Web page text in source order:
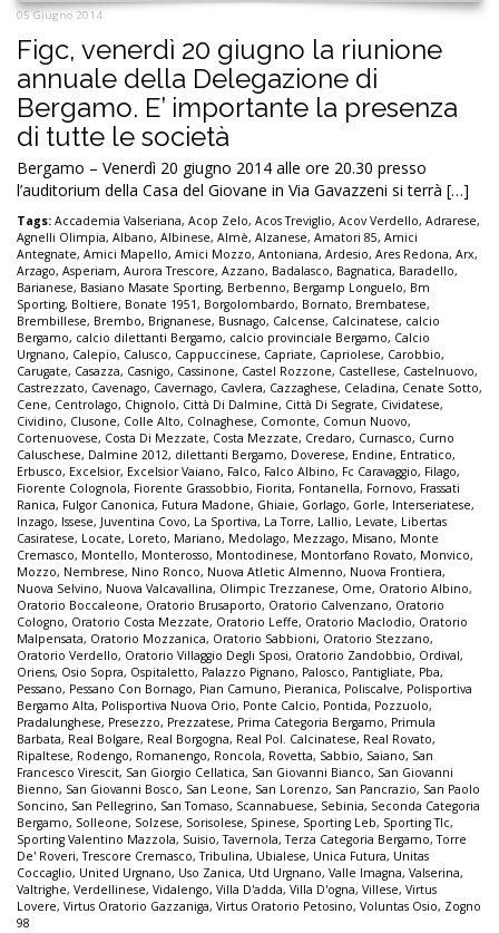
05 Giugno 2014
Figc, venerdì 20 giugno la riunione
annuale della Delegazione di
Bergamo. E’ importante la presenza
di tutte le società
Bergamo – Venerdì 20 giugno 2014 alle ore 20.30 presso
l’auditorium della Casa del Giovane in Via Gavazzeni si terrà […]
Tags: Accademia Valseriana, Acop Zelo, Acos Treviglio, Acov Verdello, Adrarese,
Agnelli Olimpia, Albano, Albinese, Almè, Alzanese, Amatori 85, Amici
Antegnate, Amici Mapello, Amici Mozzo, Antoniana, Ardesio, Ares Redona, Arx,
Arzago, Asperiam, Aurora Trescore, Azzano, Badalasco, Bagnatica, Baradello,
Barianese, Basiano Masate Sporting, Berbenno, Bergamp Longuelo, Bm
Sporting, Boltiere, Bonate 1951, Borgolombardo, Bornato, Brembatese,
Brembillese, Brembo, Brignanese, Busnago, Calcense, Calcinatese, calcio
Bergamo, calcio dilettanti Bergamo, calcio provinciale Bergamo, Calcio
Urgnano, Calepio, Calusco, Cappuccinese, Capriate, Capriolese, Carobbio,
Carugate, Casazza, Casnigo, Cassinone, Castel Rozzone, Castellese, Castelnuovo,
Castrezzato, Cavenago, Cavernago, Cavlera, Cazzaghese, Celadina, Cenate Sotto,
Cene, Centrolago, Chignolo, Città Di Dalmine, Città Di Segrate, Cividatese,
Cividino, Clusone, Colle Alto, Colnaghese, Comonte, Comun Nuovo,
Cortenuovese, Costa Di Mezzate, Costa Mezzate, Credaro, Curnasco, Curno
Caluschese, Dalmine 2012, dilettanti Bergamo, Doverese, Endine, Entratico,
Erbusco, Excelsior, Excelsior Vaiano, Falco, Falco Albino, Fc Caravaggio, Filago,
Fiorente Colognola, Fiorente Grassobbio, Fiorita, Fontanella, Fornovo, Frassati
Ranica, Fulgor Canonica, Futura Madone, Ghiaie, Gorlago, Gorle, Interseriatese,
Inzago, Issese, Juventina Covo, La Sportiva, La Torre, Lallio, Levate, Libertas
Casiratese, Locate, Loreto, Mariano, Medolago, Mezzago, Misano, Monte
Cremasco, Montello, Monterosso, Montodinese, Montorfano Rovato, Monvico,
Mozzo, Nembrese, Nino Ronco, Nuova Atletic Almenno, Nuova Frontiera,
Nuova Selvino, Nuova Valcavallina, Olimpic Trezzanese, Ome, Oratorio Albino,
Oratorio Boccaleone, Oratorio Brusaporto, Oratorio Calvenzano, Oratorio
Cologno, Oratorio Costa Mezzate, Oratorio Leffe, Oratorio Maclodio, Oratorio
Malpensata, Oratorio Mozzanica, Oratorio Sabbioni, Oratorio Stezzano,
Oratorio Verdello, Oratorio Villaggio Degli Sposi, Oratorio Zandobbio, Ordival,
Oriens, Osio Sopra, Ospitaletto, Palazzo Pignano, Palosco, Pantigliate, Pba,
Pessano, Pessano Con Bornago, Pian Camuno, Pieranica, Poliscalve, Polisportiva
Bergamo Alta, Polisportiva Nuova Orio, Ponte Calcio, Pontida, Pozzuolo,
Pradalunghese, Presezzo, Prezzatese, Prima Categoria Bergamo, Primula
Barbata, Real Bolgare, Real Borgogna, Real Pol. Calcinatese, Real Rovato,
Ripaltese, Rodengo, Romanengo, Roncola, Rovetta, Sabbio, Saiano, San
Francesco Virescit, San Giorgio Cellatica, San Giovanni Bianco, San Giovanni
Bienno, San Giovanni Bosco, San Leone, San Lorenzo, San Pancrazio, San Paolo
Soncino, San Pellegrino, San Tomaso, Scannabuese, Sebinia, Seconda Categoria
Bergamo, Solleone, Solzese, Sorisolese, Spinese, Sporting Leb, Sporting Tlc,
Sporting Valentino Mazzola, Suisio,Tavernola,Terza Categoria Bergamo,Torre
De' Roveri,Trescore Cremasco,Tribulina, Ubialese, Unica Futura, Unitas
Coccaglio, United Urgnano, Uso Zanica, Utd Urgnano, Valle Imagna, Valserina,
Valtrighe, Verdellinese, Vidalengo, Villa D'adda, Villa D'ogna, Villese, Virtus
Lovere, Virtus Oratorio Gazzaniga, Virtus Oratorio Petosino, Voluntas Osio, Zogno
98